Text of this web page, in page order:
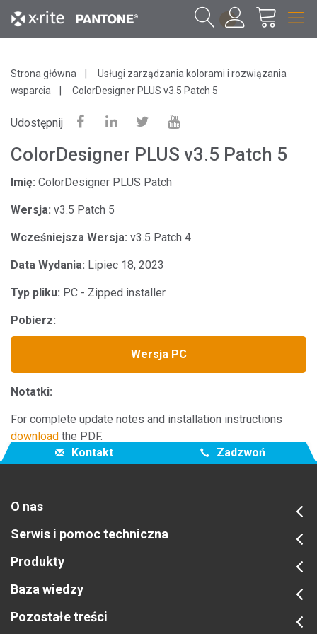
1
Strona główna
Usługi zarządzania kolorami i rozwiązania
wsparcia
ColorDesigner PLUS v3.5 Patch 5
Udostępnij
ColorDesigner PLUS v3.5 Patch 5
Imię: ColorDesigner PLUS Patch
Wersja: v3.5 Patch 5
Wcześniejsza Wersja: v3.5 Patch 4
Data Wydania: Lipiec 18, 2023
Typ pliku: PC - Zipped installer
Pobierz:
Wersja PC
Notatki:
For complete update notes and installation instructions
download the PDF.
Kontakt
Zadzwoń
O nas
Serwis i pomoc techniczna
Produkty
Baza wiedzy
Pozostałe treści